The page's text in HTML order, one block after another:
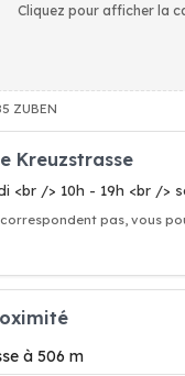
Cliquez pour afficher la
ZUBEN
Kreuzstrasse
<br /> 10h - 19h <br />
pas, vous
à 506 m